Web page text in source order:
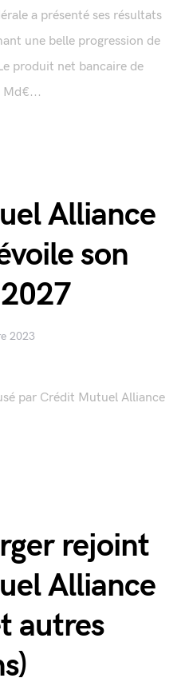
a présenté ses résultats
une belle progression de
produit net bancaire de
Md€...
Alliance
son
2023
par Crédit Mutuel Alliance
rejoint
Alliance
autres